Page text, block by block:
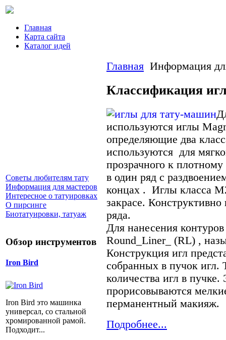
Главная
Карта сайта
Каталог идей
Советы любителям тату
Информация для мастеров
Интересное о татуировках
О пирсинге
Биотатуировки, татуаж
Обзор инструментов
Iron Bird
Iron Bird это машинка
универсал, со стальной
хромированной рамой.
Подходит...
Главная Информация
Классификация
используются иглы
определяющие два
используются для
прозрачного к
в один ряд с
концах . Иглы класса
закрасе.
ряда.
Для нанесения
Round_Liner_ (RL) ,
Конструкция игл
собранных в пучок игл.
количества игл в
прорисовываются
перманентный макияж.
Подробнее...